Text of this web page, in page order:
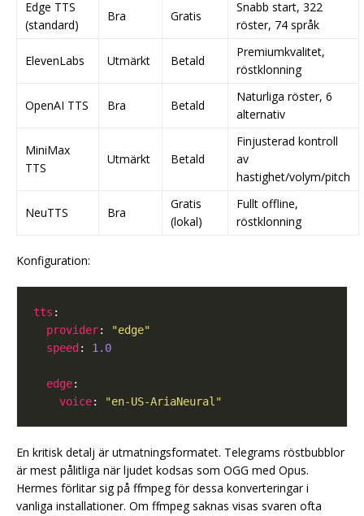
Edge TTS
(standard)
Bra Gratis
Snabb start, 322
röster, 74 språk
ElevenLabs Utmärkt Betald
Premiumkvalitet,
röstklonning
OpenAI TTS Bra Betald
Naturliga röster, 6
alternativ
MiniMax
TTS
Utmärkt Betald
Finjusterad kontroll
av
hastighet/volym/pitch
NeuTTS Bra
Gratis
(lokal)
Fullt offline,
röstklonning
Konfiguration:
tts
provider:
"edge"
speed : 1.0
edge
voice: "en-US-AriaNeural"
En kritisk detalj är utmatningsformatet. Telegrams röstbubblor
är mest pålitliga när ljudet kodsas som OGG med Opus.
Hermes förlitar sig på ffmpeg för dessa konverteringar i
vanliga installationer. Om ffmpeg saknas visas svaren ofta